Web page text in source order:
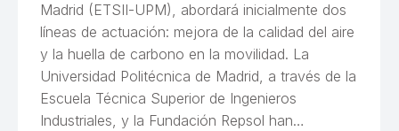
Madrid (ETSII-UPM), abordará inicialmente dos
líneas de actuación: mejora de la calidad del aire
y la huella de carbono en la movilidad. La
Universidad Politécnica de Madrid, a través de la
Escuela Técnica Superior de Ingenieros
Industriales, y la Fundación Repsol han…